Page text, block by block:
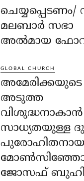
ചെയ്യപ്പെടണം/
മലബാർ സഭാ
അൽമായ
GLOBAL CHURCH
അമേരിക്കയുടെ
അടുത്ത
വിശുദ്ധനാകാൻ
സാധ്യതയുള്ള
പുരോഹിതനായ
ജോസഫ്